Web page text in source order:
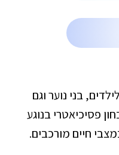
בני נוער וגם
פסיכיאטרי בנוגע
חיים מורכבים.